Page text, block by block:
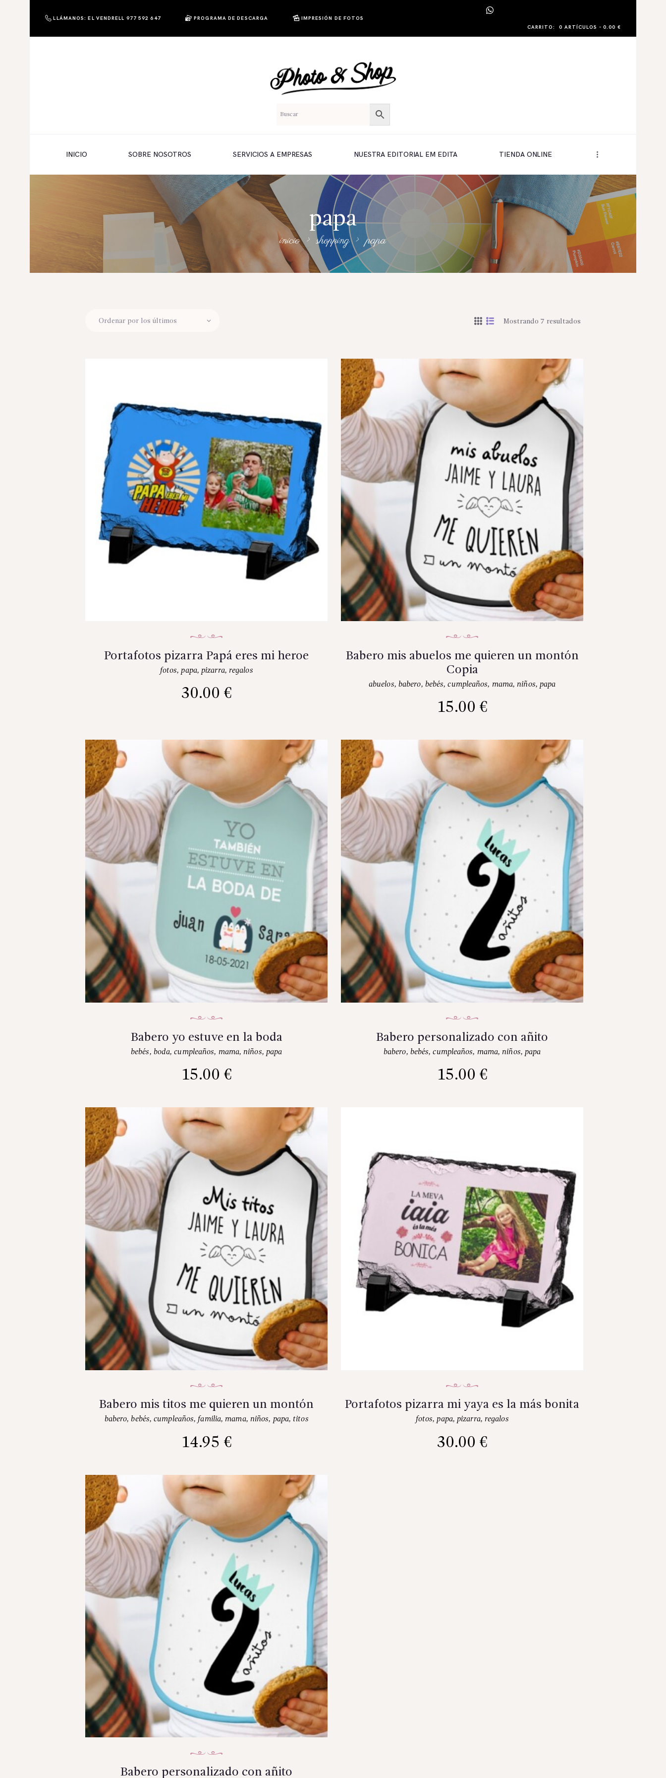
LLÁMANOS: EL VENDRELL 977 592 647 PROGRAMA DE DESCARGA
IMPRESIÓN DE FOTOS
CARRITO:
0 ARTÍCULOS - 0.00 €
INICIO SOBRE NOSOTROS SERVICIOS A EMPRESAS NUESTRA EDITORIAL EM EDITA TIENDA ONLINE
papa
inicio shopping papa
PHOTO & SHOP
TIENDA ONLINE
Mostrando 7 resultados
Portafotos pizarra Papá eres mi heroe
fotos, papa, pizarra, regalos
30.00 €
Babero mis abuelos me quieren un montón
Copia
abuelos, babero, bebés,cumpleaños, mama, niños, papa
15.00 €
Babero yo estuve en la boda
bebés, boda,cumpleaños, mama, niños, papa
15.00 €
Babero personalizado con añito
babero, bebés,cumpleaños, mama, niños, papa
15.00 €
Babero mis titos me quieren un montón
babero,bebés,cumpleaños,familia, mama, niños, papa, titos
14.95 €
Portafotos pizarra mi yaya es la más bonita
fotos,papa,pizarra, regalos
30.00 €
Babero personalizado con añito